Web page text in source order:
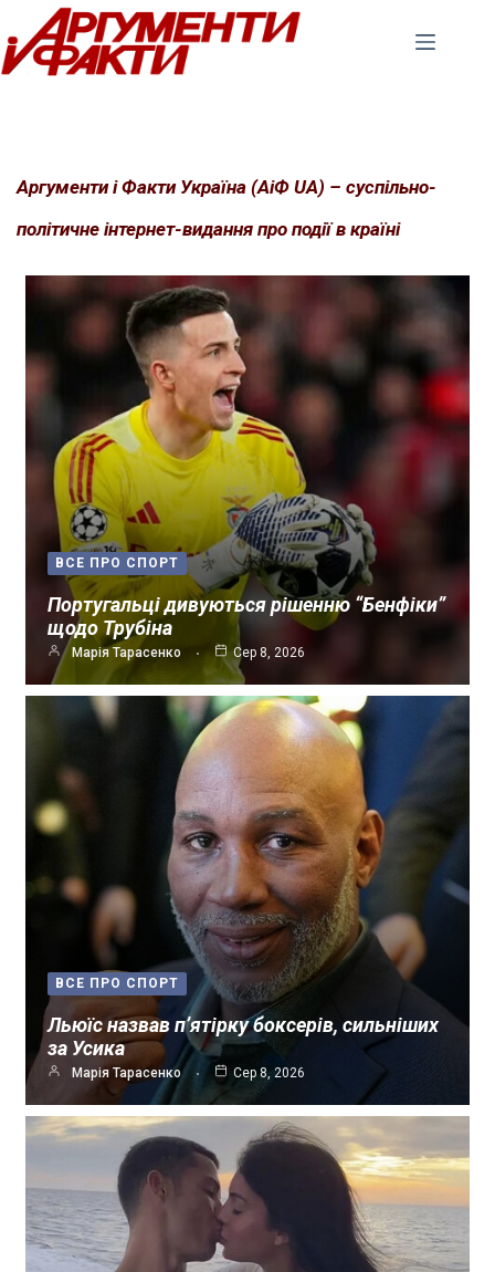
Перейти
до
вмісту
Аргументи і Факти Україна (АіФ UA) – суспільно-
політичне інтернет-видання про події в країні
ВСЕ ПРО СПОРТ
Португальці дивуються рішенню “Бенфіки”
щодо Трубіна
Марія Тарасенко Сер 8, 2026
ВСЕ ПРО СПОРТ
Льюїс назвав п’ятірку боксерів, сильніших
за Усика
Марія Тарасенко Сер 8, 2026